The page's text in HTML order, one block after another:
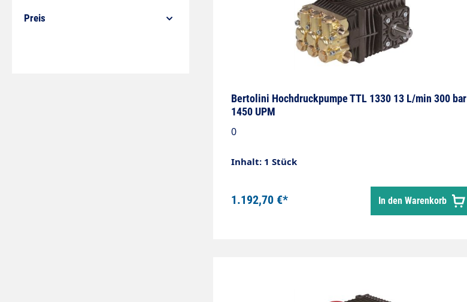
Preis
Bertolini Hochdruckpumpe TTL 1330 13 L/min 300 bar
1450 UPM
0
Inhalt: 1 Stück
1.192,70 €* In den Warenkorb